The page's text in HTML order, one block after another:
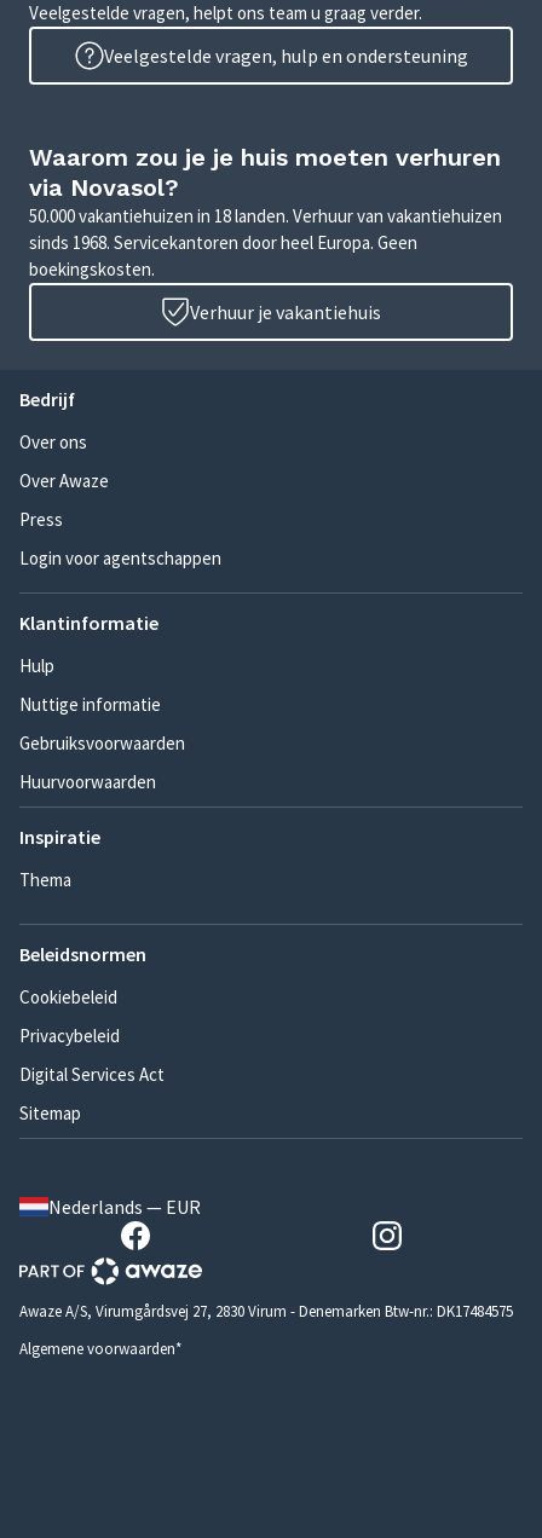
Veelgestelde vragen, helpt ons team u graag verder.
Veelgestelde vragen, hulp en ondersteuning
Waarom zou je je huis moeten verhuren
via Novasol?
50.000 vakantiehuizen in 18 landen. Verhuur van vakantiehuizen
sinds 1968. Servicekantoren door heel Europa. Geen
boekingskosten.
Verhuur je vakantiehuis
Bedrijf
Over ons
Over Awaze
Press
Login voor agentschappen
Klantinformatie
Hulp
Nuttige informatie
Gebruiksvoorwaarden
Huurvoorwaarden
Inspiratie
Thema
Beleidsnormen
Cookiebeleid
Privacybeleid
Digital Services Act
Sitemap
Nederlands — EUR
Awaze A/S, Virumgårdsvej 27, 2830 Virum - Denemarken Btw-nr.: DK17484575
Algemene voorwaarden*